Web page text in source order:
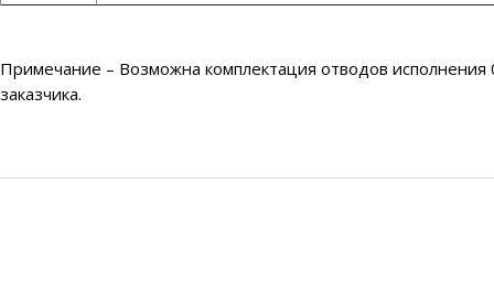
Примечание – Возможна комплектация отводов
заказчика.